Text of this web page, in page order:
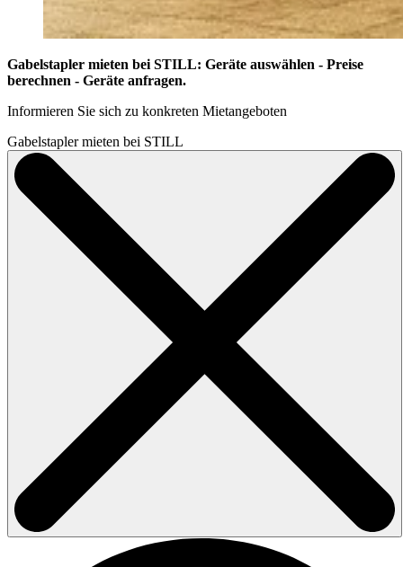
Gabelstapler mieten bei STILL: Geräte auswählen - Preise
berechnen - Geräte anfragen.
Informieren Sie sich zu konkreten Mietangeboten
Gabelstapler mieten bei STILL